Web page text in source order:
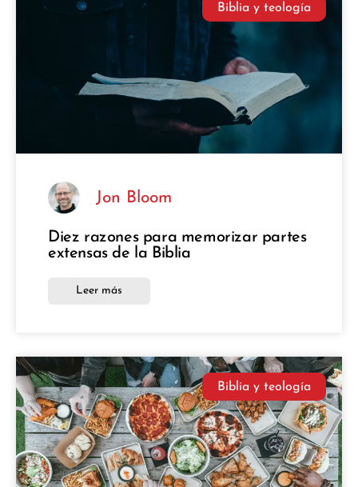
Biblia y teología
Jon Bloom
Diez razones para memorizar partes
extensas de la Biblia
Leer más
Biblia y teología